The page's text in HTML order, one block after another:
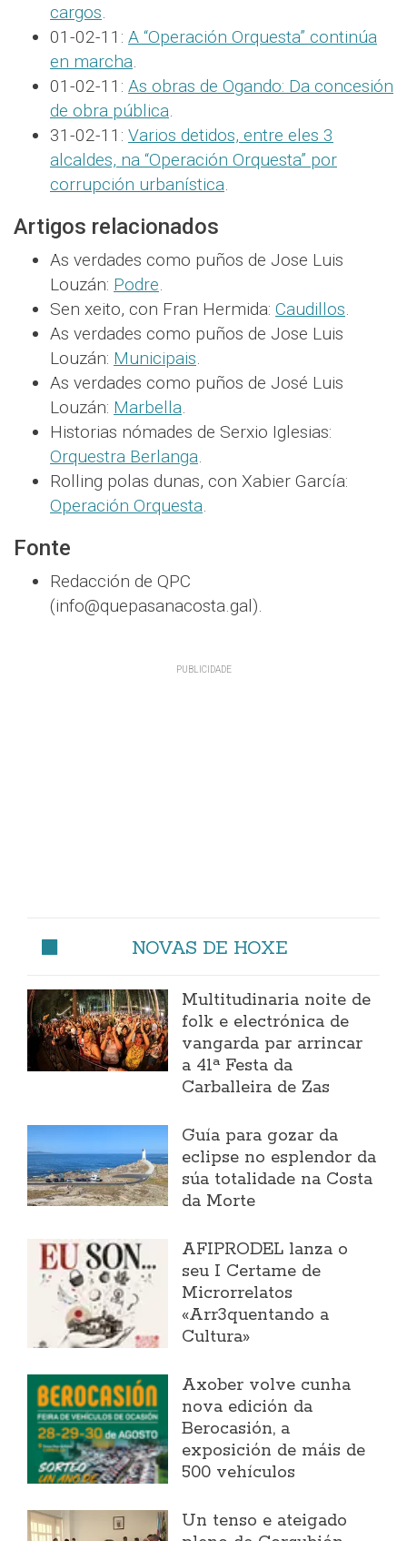
cargos.
01-02-11: A “Operación Orquesta” continúa
en marcha.
01-02-11: As obras de Ogando: Da concesión
de obra pública.
31-02-11: Varios detidos, entre eles 3
alcaldes, na “Operación Orquesta” por
corrupción urbanística.
Artigos relacionados
As verdades como puños de Jose Luis
Louzán: Podre.
Sen xeito, con Fran Hermida: Caudillos.
As verdades como puños de Jose Luis
Louzán: Municipais.
As verdades como puños de José Luis
Louzán: Marbella.
Historias nómades de Serxio Iglesias:
Orquestra Berlanga.
Rolling polas dunas, con Xabier García:
Operación Orquesta.
Fonte
Redacción de QPC
(info@quepasanacosta.gal).
NOVAS DE HOXE
Multitudinaria noite de
folk e electrónica de
vangarda par arrincar
a 41ª Festa da
Carballeira de Zas
Guía para gozar da
eclipse no esplendor da
súa totalidade na Costa
da Morte
AFIPRODEL lanza o
seu I Certame de
Microrrelatos
«Arr3quentando a
Cultura»
Axober volve cunha
nova edición da
Berocasión, a
exposición de máis de
500 vehículos
Un tenso e ateigado